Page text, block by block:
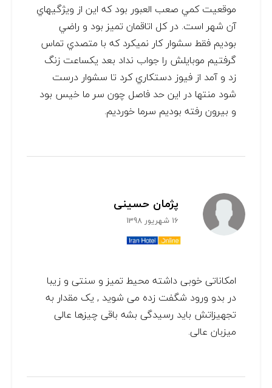
موقعيت کمي صعب العبور بود که اين از ويژگيهاي
آن شهر است. در کل اتاقمان تميز بود و راضي
بوديم فقط سشوار کار نميکرد که با متصدي تماس
گرفتيم موبايلش را جواب نداد بعد يکساعت زنگ
زد و آمد از فيوز دستکاري کرد تا سشوار درست
شود منتها در اين حد فاصل چون سر ما خيس بود
و بيرون رفته بوديم سرما خورديم.
پژمان حسینی
16 شهریور 1398
امکاناتی خوبی داشته محیط تمیز و سنتی و زیبا
در بدو ورود شگفت زده می شوید , یک مقدار به
تجهیزاتش باید رسیدگی بشه باقی چیزها عالی
میزبان عالی.